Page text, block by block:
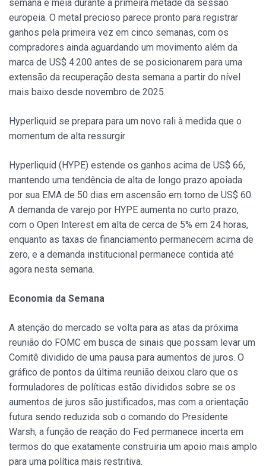
semana e meia durante a primeira metade da sessão
europeia. O metal precioso parece pronto para registrar
ganhos pela primeira vez em cinco semanas, com os
compradores ainda aguardando um movimento além da
marca de US$ 4.200 antes de se posicionarem para uma
extensão da recuperação desta semana a partir do nível
mais baixo desde novembro de 2025.
Hyperliquid se prepara para um novo rali à medida que o
momentum de alta ressurgir
Hyperliquid (HYPE) estende os ganhos acima de US$ 66,
mantendo uma tendência de alta de longo prazo apoiada
por sua EMA de 50 dias em ascensão em torno de US$ 60.
A demanda de varejo por HYPE aumenta no curto prazo,
com o Open Interest em alta de cerca de 5% em 24 horas,
enquanto as taxas de financiamento permanecem acima de
zero, e a demanda institucional permanece contida até
agora nesta semana.
Economia da Semana
A atenção do mercado se volta para as atas da próxima
reunião do FOMC em busca de sinais que possam levar um
Comitê dividido de uma pausa para aumentos de juros. O
gráfico de pontos da última reunião deixou claro que os
formuladores de políticas estão divididos sobre se os
aumentos de juros são justificados, mas com a orientação
futura sendo reduzida sob o comando do Presidente
Warsh, a função de reação do Fed permanece incerta em
termos do que exatamente construiria um apoio mais amplo
para uma política mais restritiva.